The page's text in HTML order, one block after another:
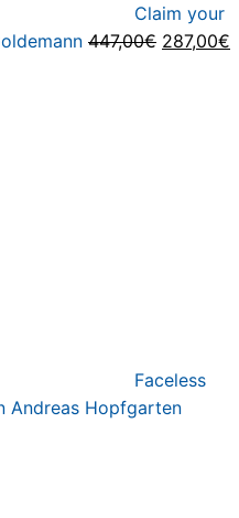
Claim your
447,00€ 287,00€
Faceless
Andreas Hopfgarten